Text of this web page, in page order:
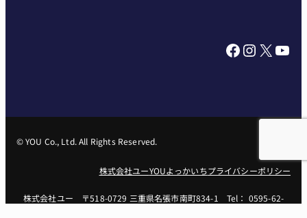
Facebook InstagramX YouTube
© YOU Co., Ltd. All Rights Reserved.
株式会社ユーYOUよっかいちプライバシーポリシー
株式会社ユー 〒518-0729 三重県名張市南町834-1 Tel： 0595-62-